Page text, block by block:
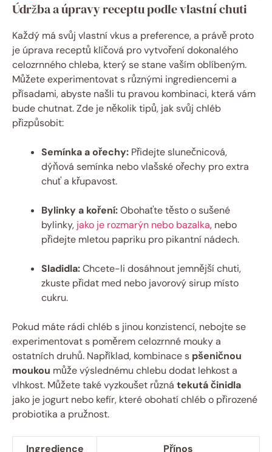
Údržba a úpravy receptu podle vlastní chuti
Každý má svůj vlastní vkus a preference, a právě proto
je úprava receptů klíčová pro vytvoření dokonalého
celozrnného chleba, který se stane vaším oblíbeným.
Můžete experimentovat s různými ingrediencemi a
přísadami, abyste našli tu pravou kombinaci, která vám
bude chutnat. Zde je několik tipů, jak svůj chléb
přizpůsobit:
Semínka a ořechy: Přidejte slunečnicová,
dýňová semínka nebo vlašské ořechy pro extra
chuť a křupavost.
Bylinky a koření:Obohaťte těsto o sušené
bylinky, jako je rozmarýn nebo bazalka, nebo
přidejte mletou papriku pro pikantní nádech.
Sladidla:Chcete-li dosáhnout jemnější chuti,
zkuste přidat med nebo javorový sirup místo
cukru.
Pokud máte rádi chléb s jinou konzistencí, nebojte se
experimentovat s poměrem celozrnné mouky a
ostatních druhů. Například, kombinace s pšeničnou
moukou může výslednému chlebu dodat lehkost a
vlhkost. Můžete také vyzkoušet různá tekutá činidla
jako je jogurt nebo kefír, které obohatí chléb o přirozené
probiotika a pružnost.
Ingredience Přínos